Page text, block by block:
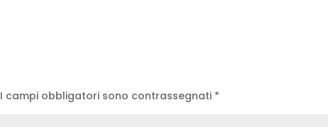
I campi obbligatori sono contrassegnati *